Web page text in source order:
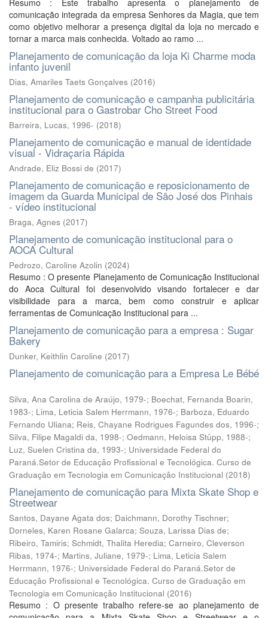
Resumo : Este trabalho apresenta o planejamento de
comunicação integrada da empresa Senhores da Magia, que tem
como objetivo melhorar a presença digital da loja no mercado e
tornar a marca mais conhecida. Voltado ao ramo ...
Planejamento de comunicação da loja Ki Charme moda
infanto juvenil
Dias, Amariles Taets Gonçalves (2016)
Planejamento de comunicação e campanha publicitária
institucional para o Gastrobar Cho Street Food
Barreira, Lucas, 1996- (2018)
Planejamento de comunicação e manual de identidade
visual - Vidraçaria Rápida
Andrade, Eliz Bossi de (2017)
Planejamento de comunicação e reposicionamento de
imagem da Guarda Municipal de São José dos Pinhais
- vídeo institucional
Braga, Agnes (2017)
Planejamento de comunicação institucional para o
AOCA Cultural
Pedrozo, Caroline Azolin (2024)
Resumo : O presente Planejamento de Comunicação Institucional
do Aoca Cultural foi desenvolvido visando fortalecer e dar
visibilidade para a marca, bem como construir e aplicar
ferramentas de Comunicação Institucional para ...
Planejamento de comunicação para a empresa : Sugar
Bakery
Dunker, Keithlin Caroline (2017)
Planejamento de comunicação para a Empresa Le Bébé
Silva, Ana Carolina de Araújo, 1979-; Boechat, Fernanda Boarin,
1983-; Lima, Leticia Salem Herrmann, 1976-; Barboza, Eduardo
Fernando Uliana; Reis, Chayane Rodrigues Fagundes dos, 1996-;
Silva, Filipe Magaldi da, 1998-; Oedmann, Heloisa Stüpp, 1988-;
Luz, Suelen Cristina da, 1993-; Universidade Federal do
Paraná.Setor de Educação Profissional e Tecnológica. Curso de
Graduação em Tecnologia em Comunicação Institucional (2018)
Planejamento de comunicação para Mixta Skate Shop e
Streetwear
Santos, Dayane Agata dos; Daichmann, Dorothy Tischner;
Dorneles, Karen Rosane Galarca; Souza, Larissa Dias de;
Ribeiro, Tamiris; Schmidt, Thalita Heredia; Carneiro, Cleverson
Ribas, 1974-; Martins, Juliane, 1979-; Lima, Leticia Salem
Herrmann, 1976-; Universidade Federal do Paraná.Setor de
Educação Profissional e Tecnológica. Curso de Graduação em
Tecnologia em Comunicação Institucional (2016)
Resumo : O presente trabalho refere-se ao planejamento de